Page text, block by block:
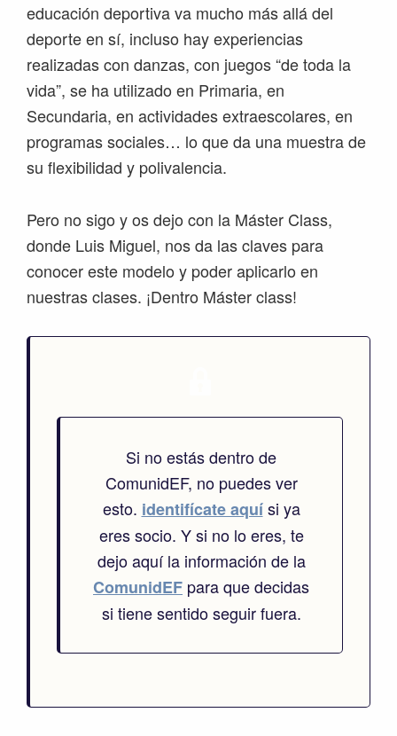
educación deportiva va mucho más allá del
deporte en sí, incluso hay experiencias
realizadas con danzas, con juegos “de toda la
vida”, se ha utilizado en Primaria, en
Secundaria, en actividades extraescolares, en
programas sociales… lo que da una muestra de
su flexibilidad y polivalencia.
Pero no sigo y os dejo con la Máster Class,
donde Luis Miguel, nos da las claves para
conocer este modelo y poder aplicarlo en
nuestras clases. ¡Dentro Máster class!
Si no estás dentro de
ComunidEF, no puedes ver
esto. identifícate aquísi ya
eres socio. Y si no lo eres, te
dejo aquí la información de la
ComunidEF para que decidas
si tiene sentido seguir fuera.